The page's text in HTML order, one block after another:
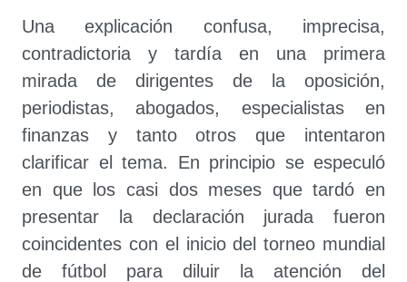
Una explicación confusa, imprecisa,
contradictoria y tardía en una primera
mirada de dirigentes de la oposición,
periodistas, abogados, especialistas en
finanzas y tanto otros que intentaron
clarificar el tema. En principio se especuló
en que los casi dos meses que tardó en
presentar la declaración jurada fueron
coincidentes con el inicio del torneo mundial
de fútbol para diluir la atención del